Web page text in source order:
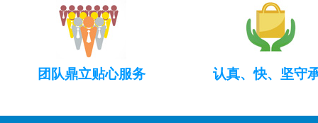
团队鼎立贴心服务 认真、快、坚守